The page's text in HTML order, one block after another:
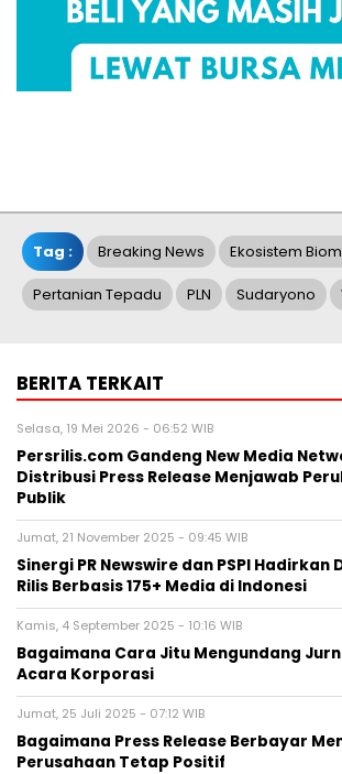
Tag : Breaking News Ekosistem
Pertanian Tepadu PLN Sudaryono
BERITA TERKAIT
Selasa, 19 Mei 2026 - 06:52 WIB
Persrilis.com Gandeng New Media
Distribusi Press Release Menjawab
Publik
Jumat, 21 November 2025 - 09:45 WIB
Sinergi PR Newswire dan PSPI Hadirkan
Rilis Berbasis 175+ Media di Indonesi
Kamis, 4 September 2025 - 10:16 WIB
Bagaimana Cara Jitu Mengundang
Acara Korporasi
Jumat, 25 Juli 2025 - 07:12 WIB
Bagaimana Press Release Berbayar
Perusahaan Tetap Positif